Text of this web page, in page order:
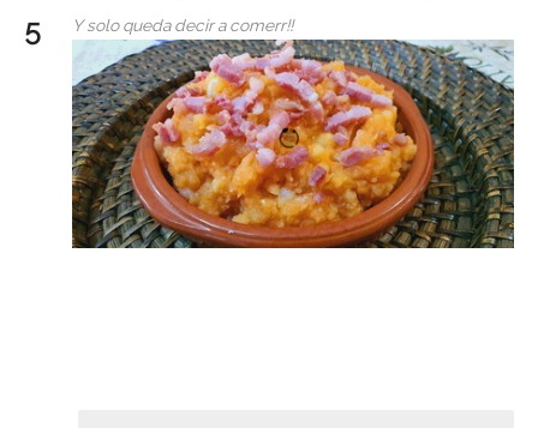
Y solo queda decir a comerr!!